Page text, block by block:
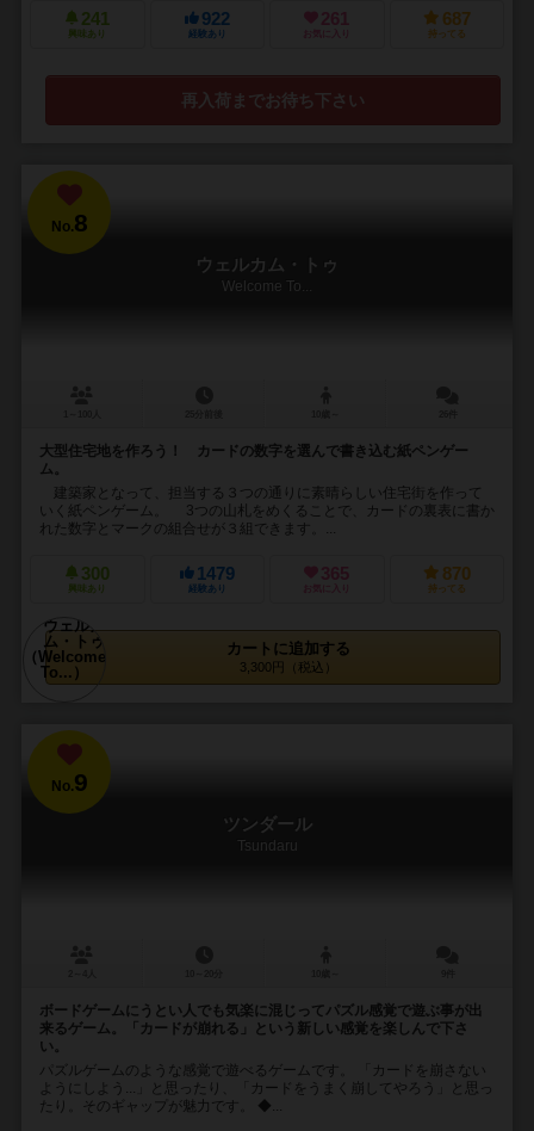
241
興味あり
922
経験あり
261
お気に入り
687
持ってる
再入荷までお待ち下さい
No.8
ウェルカム・トゥ
Welcome To...
大型住宅地を作ろう！ カードの数字を選んで書き込む紙ペンゲー
ム。
建築家となって、担当する３つの通りに素晴らしい住宅街を作って
いく紙ペンゲーム。 3つの山札をめくることで、カードの裏表に書か
れた数字とマークの組合せが３組できます。...
300
興味あり
1479
経験あり
365
お気に入り
870
持ってる
カートに追加する
3,300円（税込）
No.9
ツンダール
Tsundaru
ボードゲームにうとい人でも気楽に混じってパズル感覚で遊ぶ事が出
来るゲーム。「カードが崩れる」という新しい感覚を楽しんで下さ
い。
パズルゲームのような感覚で遊べるゲームです。 「カードを崩さない
ようにしよう...」と思ったり、「カードをうまく崩してやろう」と思っ
たり。そのギャップが魅力です。 ◆...